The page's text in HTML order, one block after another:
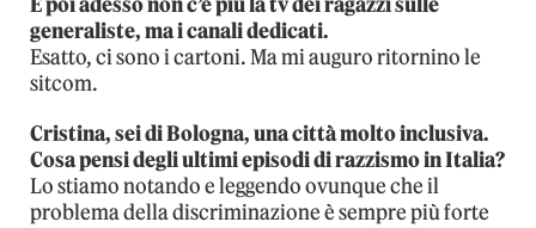
generaliste, ma i canali dedicati.
Esatto, ci sono i cartoni. Ma mi auguro ritornino le
sitcom.
Cristina, sei di Bologna, una città molto inclusiva.
Cosa pensi degli ultimi episodi di razzismo in Italia?
Lo stiamo notando e leggendo ovunque che il
problema della discriminazione è sempre più forte